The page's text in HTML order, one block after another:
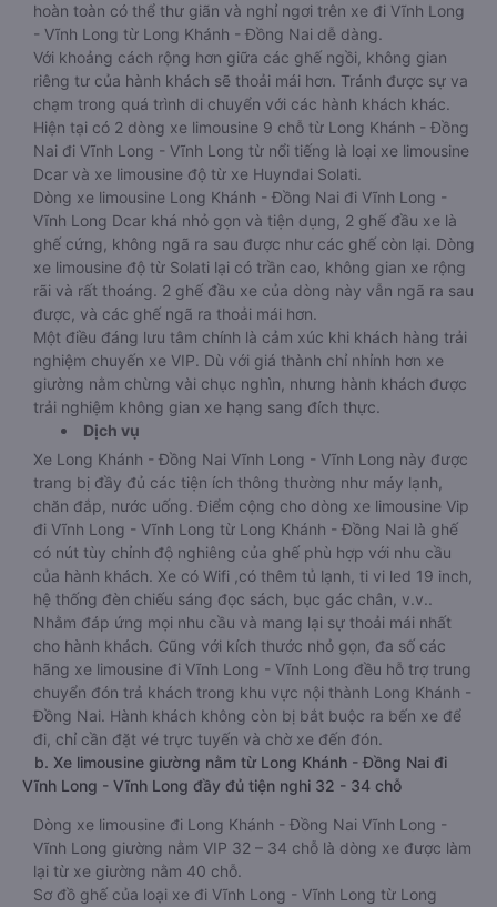
hoàn toàn có thể thư giãn và nghỉ ngơi trên xe đi Vĩnh Long
- Vĩnh Long từ Long Khánh - Đồng Nai dễ dàng.
Với khoảng cách rộng hơn giữa các ghế ngồi, không gian
riêng tư của hành khách sẽ thoải mái hơn. Tránh được sự va
chạm trong quá trình di chuyển với các hành khách khác.
Hiện tại có 2 dòng xe limousine 9 chỗ từ Long Khánh - Đồng
Nai đi Vĩnh Long - Vĩnh Long từ nổi tiếng là loại xe limousine
Dcar và xe limousine độ từ xe Huyndai Solati.
Dòng xe limousine Long Khánh - Đồng Nai đi Vĩnh Long -
Vĩnh Long Dcar khá nhỏ gọn và tiện dụng, 2 ghế đầu xe là
ghế cứng, không ngã ra sau được như các ghế còn lại. Dòng
xe limousine độ từ Solati lại có trần cao, không gian xe rộng
rãi và rất thoáng. 2 ghế đầu xe của dòng này vẫn ngã ra sau
được, và các ghế ngã ra thoải mái hơn.
Một điều đáng lưu tâm chính là cảm xúc khi khách hàng trải
nghiệm chuyến xe VIP. Dù với giá thành chỉ nhỉnh hơn xe
giường nằm chừng vài chục nghìn, nhưng hành khách được
trải nghiệm không gian xe hạng sang đích thực.
Dịch vụ
Xe Long Khánh - Đồng Nai Vĩnh Long - Vĩnh Long này được
trang bị đầy đủ các tiện ích thông thường như máy lạnh,
chăn đắp, nước uống. Điểm cộng cho dòng xe limousine Vip
đi Vĩnh Long - Vĩnh Long từ Long Khánh - Đồng Nai là ghế
có nút tùy chỉnh độ nghiêng của ghế phù hợp với nhu cầu
của hành khách. Xe có Wifi ,có thêm tủ lạnh, ti vi led 19 inch,
hệ thống đèn chiếu sáng đọc sách, bục gác chân, v.v..
Nhằm đáp ứng mọi nhu cầu và mang lại sự thoải mái nhất
cho hành khách. Cũng với kích thước nhỏ gọn, đa số các
hãng xe limousine đi Vĩnh Long - Vĩnh Long đều hỗ trợ trung
chuyển đón trả khách trong khu vực nội thành Long Khánh -
Đồng Nai. Hành khách không còn bị bắt buộc ra bến xe để
đi, chỉ cần đặt vé trực tuyến và chờ xe đến đón.
b. Xe limousine giường nằm từ Long Khánh - Đồng Nai đi
Vĩnh Long - Vĩnh Long đầy đủ tiện nghi 32 - 34 chỗ
Dòng xe limousine đi Long Khánh - Đồng Nai Vĩnh Long -
Vĩnh Long giường nằm VIP 32 – 34 chỗ là dòng xe được làm
lại từ xe giường nằm 40 chỗ.
Sơ đồ ghế của loại xe đi Vĩnh Long - Vĩnh Long từ Long